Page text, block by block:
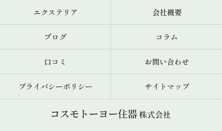
エクステリア 会社概要
ブログ コラム
口コミ お問い合わせ
プライバシーポリシー サイトマップ